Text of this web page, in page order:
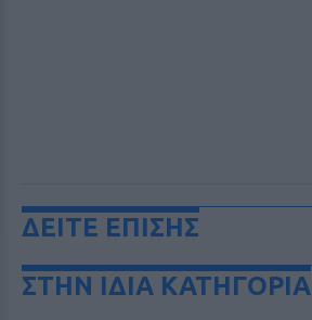
ΔΕΙΤΕ ΕΠΙΣΗΣ
ΣΤΗΝ ΙΔΙΑ ΚΑΤΗΓΟΡΙΑ